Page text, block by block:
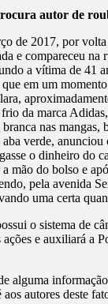
autor de
de 2017, por
e compareceu na
a vítima de 41
em um
da marca
nas mangas,
verde,
o dinheiro do
mão do bolso e
pela avenida
uma certa
o sistema de
e auxiliará a
alguma
autores deste